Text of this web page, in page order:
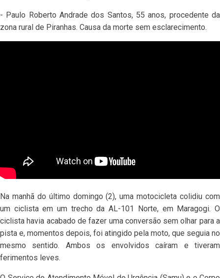
- Paulo Roberto Andrade dos Santos, 55 anos, procedente da
zona rural de Piranhas. Causa da morte sem esclarecimento.
Na manhã do último domingo (2), uma motocicleta colidiu com
um ciclista em um trecho da AL-101 Norte, em Maragogi. O
ciclista havia acabado de fazer uma conversão sem olhar para a
pista e, momentos depois, foi atingido pela moto, que seguia no
mesmo sentido. Ambos os envolvidos caíram e tiveram
ferimentos leves.